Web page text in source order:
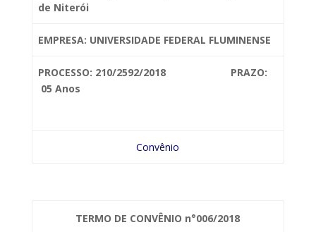
de Niterói
EMPRESA: UNIVERSIDADE FEDERAL FLUMINENSE
PROCESSO: 210/2592/2018 PRAZO:
05 Anos
Convênio
TERMO DE CONVÊNIO n°006/2018